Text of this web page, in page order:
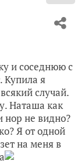
и соседнюю с
Купила я
случай.
Наташа как
нор не видно?
Я от одной
на меня в